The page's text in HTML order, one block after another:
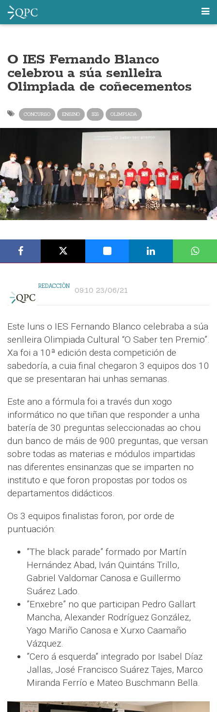
O IES Fernando Blanco
celebrou a súa senlleira
Olimpiada de coñecementos
CONCURSO ENSINO IES OLIMPIADA
REDACCIÓN 09:10 23/06/21
Este luns o IES Fernando Blanco celebraba a súa
senlleira Olimpiada Cultural “O Saber ten Premio”.
Xa foi a 10ª edición desta competición de
sabedoría, a cuia final chegaron 3 equipos dos 10
que se presentaran hai unhas semanas.
Este ano a fórmula foi a través dun xogo
informático no que tiñan que responder a unha
batería de 30 preguntas seleccionadas ao chou
dun banco de máis de 900 preguntas, que versan
sobre todas as materias e módulos impartidas
nas diferentes ensinanzas que se imparten no
instituto e que foron propostas por todos os
departamentos didácticos.
Os 3 equipos finalistas foron, por orde de
puntuación:
”The black parade” formado por Martín
Hernández Abad, Iván Quintáns Trillo,
Gabriel Valdomar Canosa e Guillermo
Suárez Lado.
”Enxebre” no que participan Pedro Gallart
Mancha, Alexander Rodríguez González,
Yago Mariño Canosa e Xurxo Caamaño
Vázquez.
”Cero á esquerda” integrado por Isabel Díaz
Jallas, José Francisco Suárez Tajes, Marco
Miranda Ferrío e Mateo Buschmann Bella.